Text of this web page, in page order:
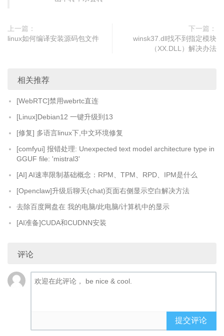
上一篇：
linux如何编译安装源码包文件
下一篇：
winsk37.dll找不到指定模块
（XX.DLL）解决办法
相关推荐
[WebRTC]禁用webrtc直连
[Linux]Debian12 一键升级到13
[修复] 多语言linux下,中文环境修复
[comfyui] 报错处理: Unexpected text model architecture type in
GGUF file: 'mistral3'
[AI] AI速率限制基础概念：RPM、TPM、RPD、IPM是什么
[Openclaw]升级后聊天(chat)页面右侧显示空白解决方法
去除百度网盘在 我的电脑/此电脑/计算机中的显示
[AI准备]CUDA和CUDNN安装
评论
提交评论